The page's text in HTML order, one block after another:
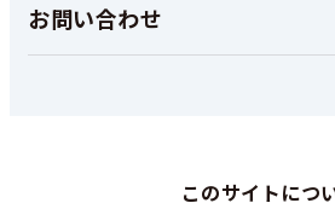
お問い合わせ
このサイトにつ